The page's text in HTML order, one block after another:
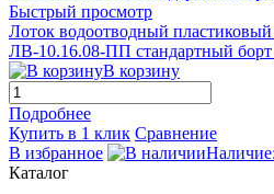
Быстрый просмотр
Лоток водоотводный
ЛВ-10.16.08-ПП стандартный борт
В корзину
Подробнее
Купить в 1 клик Сравнение
В избранное
Каталог